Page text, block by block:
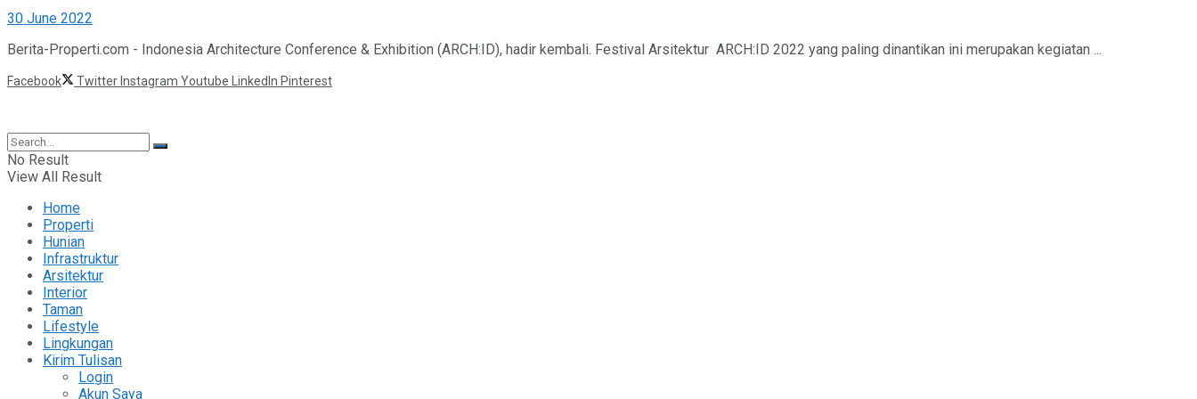
30 June 2022
Berita-Properti.com - Indonesia Architecture Conference & Exhibition (ARCH:ID), hadir kembali. Festival Arsitektur ARCH:ID 2022 yang paling dinantikan ini merupakan kegiatan ...
Facebook Twitter Instagram Youtube LinkedIn Pinterest
No Result
View All Result
Home
Properti
Hunian
Infrastruktur
Arsitektur
Interior
Taman
Lifestyle
Lingkungan
Kirim Tulisan
Login
Akun Saya